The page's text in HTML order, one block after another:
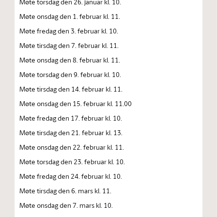
Møte onsdag den 1. februar kl. 11.
Møte fredag den 3. februar kl. 10.
Møte tirsdag den 7. februar kl. 11.
Møte onsdag den 8. februar kl. 11.
Møte torsdag den 9. februar kl. 10.
Møte tirsdag den 14. februar kl. 11.
Møte onsdag den 15. februar kl. 11.00
Møte fredag den 17. februar kl. 10.
Møte tirsdag den 21. februar kl. 13.
Møte onsdag den 22. februar kl. 11.
Møte torsdag den 23. februar kl. 10.
Møte fredag den 24. februar kl. 10.
Møte tirsdag den 6. mars kl. 11.
Møte onsdag den 7. mars kl. 10.